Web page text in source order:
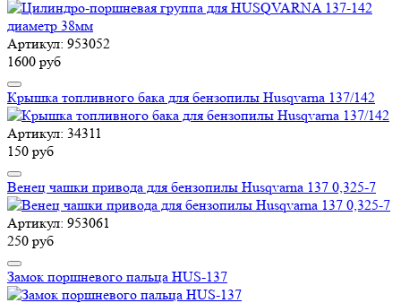
Артикул: 953052
1600 руб
Крышка топливного бака для бензопилы Husqvarna 137/142
Артикул: 34311
150 руб
Венец чашки привода для бензопилы Husqvarna 137 0,325-7
Артикул: 953061
250 руб
Замок поршневого пальца HUS-137